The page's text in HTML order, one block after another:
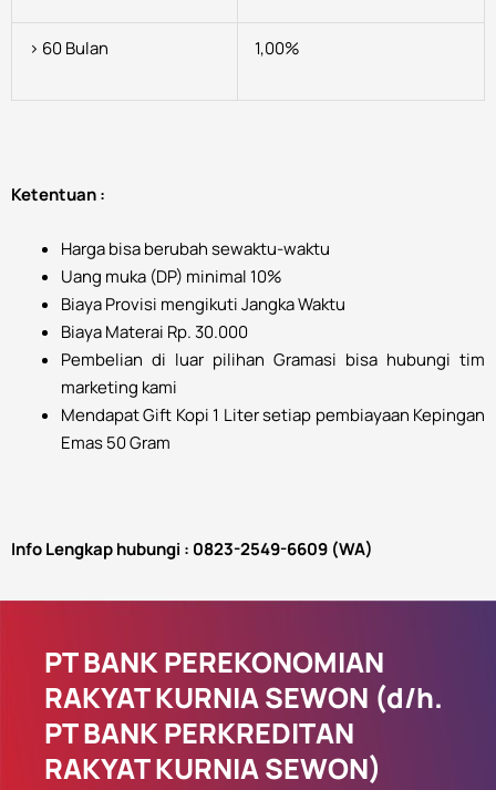
> 60 Bulan 1,00%
Ketentuan :
Harga bisa berubah sewaktu-waktu
Uang muka (DP) minimal 10%
Biaya Provisi mengikuti Jangka Waktu
Biaya Materai Rp. 30.000
Pembelian di luar pilihan Gramasi bisa hubungi tim
marketing kami
Mendapat Gift Kopi 1 Liter setiap pembiayaan Kepingan
Emas 50 Gram
Info Lengkap hubungi : 0823-2549-6609 (WA)
PT BANK PEREKONOMIAN
RAKYAT KURNIA SEWON (d/h.
PT BANK PERKREDITAN
RAKYAT KURNIA SEWON)